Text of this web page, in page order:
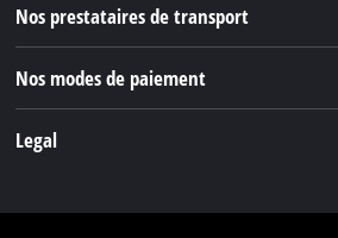
Pinterest
Nos prestataires de transport
Nos modes de paiement
Legal